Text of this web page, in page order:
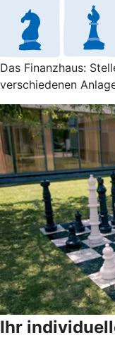
Das Finanzhaus:
verschiedenen
Ihr